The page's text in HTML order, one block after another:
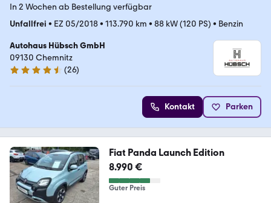
In 2 Wochen ab Bestellung verfügbar
Unfallfrei • EZ 05/2018• 113.790 km • 88 kW (120 PS) • Benzin
Autohaus Hübsch GmbH
09130 Chemnitz
4.7 Sterne
(26)
Kontakt Parken
Fiat Panda Launch Edition
8.990 €
Guter Preis